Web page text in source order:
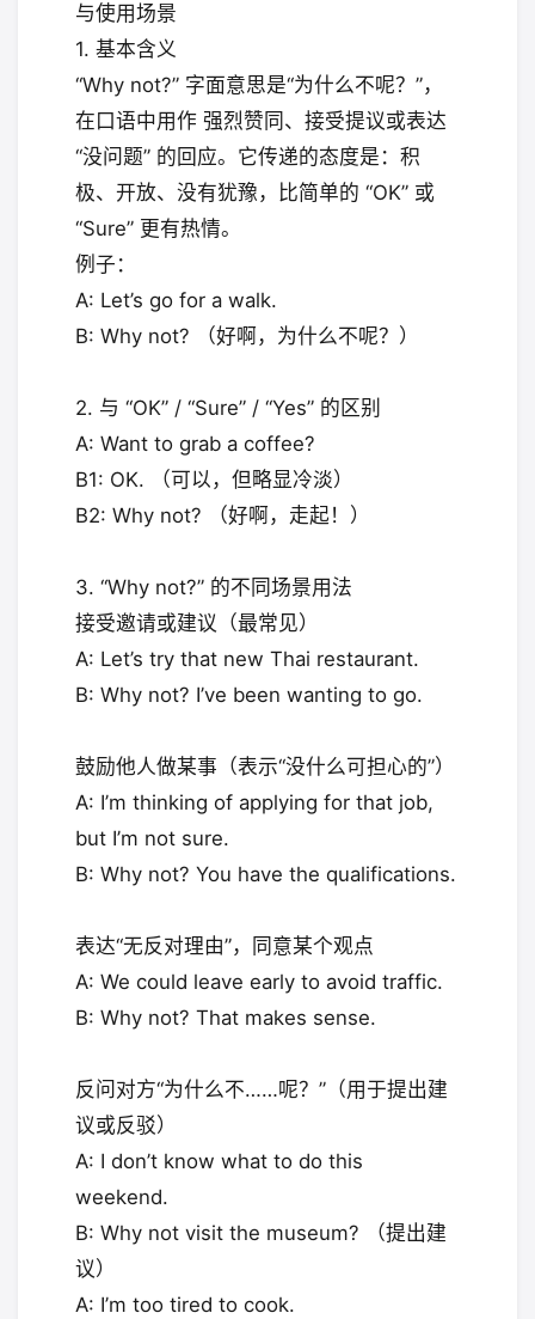
与使用场景
1. 基本含义
“Why not?” 字面意思是“为什么不呢？”，
在口语中用作 强烈赞同、接受提议或表达
“没问题” 的回应。它传递的态度是：积
极、开放、没有犹豫，比简单的 “OK” 或
“Sure” 更有热情。
例子：
A: Let’s go for a walk.
B: Why not? （好啊，为什么不呢？）
2. 与 “OK” / “Sure” / “Yes” 的区别
A: Want to grab a coffee?
B1: OK. （可以，但略显冷淡）
B2: Why not? （好啊，走起！）
3. “Why not?” 的不同场景用法
接受邀请或建议（最常见）
A: Let’s try that new Thai restaurant.
B: Why not? I’ve been wanting to go.
鼓励他人做某事（表示“没什么可担心的”）
A: I’m thinking of applying for that job,
but I’m not sure.
B: Why not? You have the qualifications.
表达“无反对理由”，同意某个观点
A: We could leave early to avoid traffic.
B: Why not? That makes sense.
反问对方“为什么不……呢？”（用于提出建
议或反驳）
A: I don’t know what to do this
weekend.
B: Why not visit the museum? （提出建
议）
A: I’m too tired to cook.